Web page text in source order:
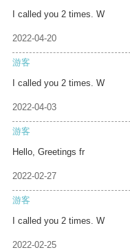
I called you 2 times. W
2022-04-20
游客
I called you 2 times. W
2022-04-03
游客
Hello, Greetings fr
2022-02-27
游客
I called you 2 times. W
2022-02-25